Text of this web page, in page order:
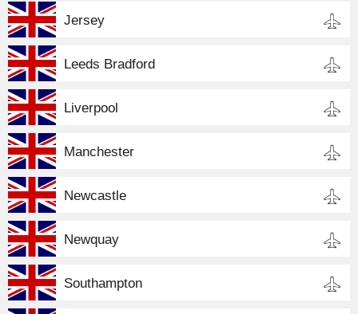
Jersey
Leeds Bradford
Liverpool
Manchester
Newcastle
Newquay
Southampton